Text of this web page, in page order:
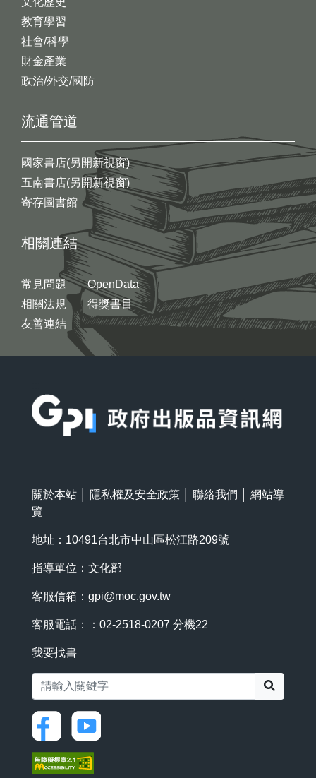
教育學習
社會/科學
財金產業
政治/外交/國防
流通管道
國家書店(另開新視窗)
五南書店(另開新視窗)
寄存圖書館
相關連結
常見問題
相關法規
友善連結
OpenData
得獎書目
關於本站 隱私權及安全政策 聯絡我們
網站導
覽
地址：10491台北市中山區松江路209號
指導單位：文化部
客服信箱： gpi@moc.gov.tw
客服電話：：02-2518-0207 分機22
我要找書